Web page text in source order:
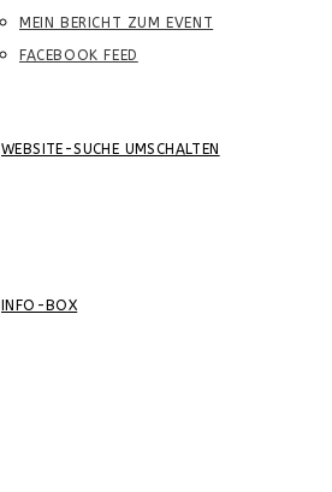
MEIN BERICHT ZUM EVENT
FACEBOOK FEED
WEBSITE-SUCHE UMSCHALTEN
INFO-BOX